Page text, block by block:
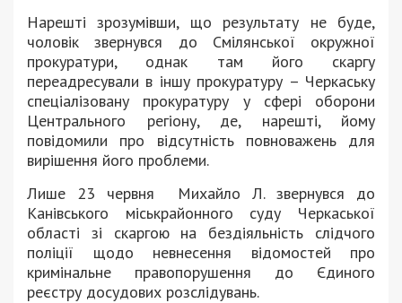
Нарешті зрозумівши, що результату не буде,
чоловік звернувся до Смілянської окружної
прокуратури, однак там його скаргу
переадресували в іншу прокуратуру – Черкаську
спеціалізовану прокуратуру у сфері оборони
Центрального регіону, де, нарешті, йому
повідомили про відсутність повноважень для
вирішення його проблеми.
Лише 23 червня Михайло Л. звернувся до
Канівського міськрайонного суду Черкаської
області зі скаргою на бездіяльність слідчого
поліції щодо невнесення відомостей про
кримінальне правопорушення до Єдиного
реєстру досудових розслідувань.